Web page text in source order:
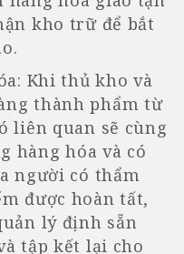
kho trữ để bắt
Khi thủ kho và
thành phẩm từ
liên quan sẽ cùng
hàng hóa và có
người có thẩm
được hoàn tất,
lý định sẵn
tập kết lại cho